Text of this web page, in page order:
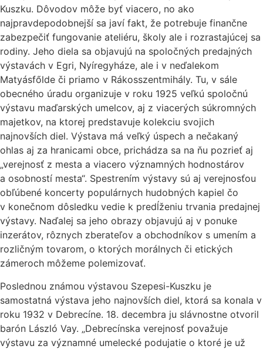
Kuszku. Dôvodov môže byť viacero, no ako
najpravdepodobnejší sa javí fakt, že potrebuje finančne
zabezpečiť fungovanie ateliéru, školy ale i rozrastajúcej sa
rodiny. Jeho diela sa objavujú na spoločných predajných
výstavách v Egri, Nyíregyháze, ale i v neďalekom
Matyásfőlde či priamo v Rákosszentmihály. Tu, v sále
obecného úradu organizuje v roku 1925 veľkú spoločnú
výstavu maďarských umelcov, aj z viacerých súkromných
majetkov, na ktorej predstavuje kolekciu svojich
najnovších diel. Výstava má veľký úspech a nečakaný
ohlas aj za hranicami obce, prichádza sa na ňu pozrieť aj
„verejnosť z mesta a viacero významných hodnostárov
a osobností mesta“. Spestrením výstavy sú aj verejnosťou
obľúbené koncerty populárnych hudobných kapiel čo
v konečnom dôsledku vedie k predĺženiu trvania predajnej
výstavy. Naďalej sa jeho obrazy objavujú aj v ponuke
inzerátov, rôznych zberateľov a obchodníkov s umením a
rozličným tovarom, o ktorých morálnych či etických
zámeroch môžeme polemizovať.
Poslednou známou výstavou Szepesi-Kuszku je
samostatná výstava jeho najnovších diel, ktorá sa konala v
roku 1932 v Debrecíne. 18. decembra ju slávnostne otvoril
barón László Vay. „Debrecínska verejnosť považuje
výstavu za významné umelecké podujatie o ktoré je už